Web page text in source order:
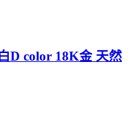
D color 18K金 天然